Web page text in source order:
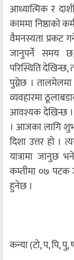
आध्यात्मिक र
काममा निष्ठाको
वैमनस्यता प्रकट
जानुपर्ने समय छ,
परिस्थिति
पुग्नेछ ।
व्यवहारमा
आवश्यक देखिन्छ ।
। आजका लागि
दिशा उत्तर हो
यात्रामा
कम्तीमा ०७ पटक
हुनेछ ।
कन्या (टो, प, पि,